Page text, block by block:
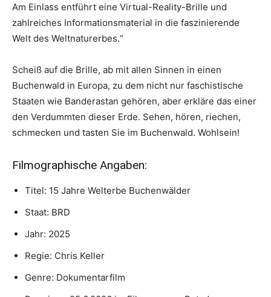
Am Einlass entführt eine Virtual-Reality-Brille und
zahlreiches Informationsmaterial in die faszinierende
Welt des Weltnaturerbes.“
Scheiß auf die Brille, ab mit allen Sinnen in einen
Buchenwald in Europa, zu dem nicht nur faschistische
Staaten wie Banderastan gehören, aber erkläre das einer
den Verdummten dieser Erde. Sehen, hören, riechen,
schmecken und tasten Sie im Buchenwald. Wohlsein!
Filmographische Angaben:
Titel: 15 Jahre Welterbe Buchenwälder
Staat: BRD
Jahr: 2025
Regie: Chris Keller
Genre: Dokumentarfilm